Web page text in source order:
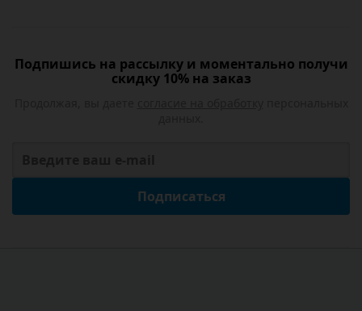
Подпишись на рассылку и моментально получи
скидку 10% на заказ
Подписаться